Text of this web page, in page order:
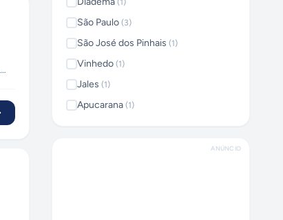
(1)
São Paulo (3)
São José dos Pinhais (1)
Vinhedo (1)
Jales (1)
Apucarana (1)
ANÚNCIO